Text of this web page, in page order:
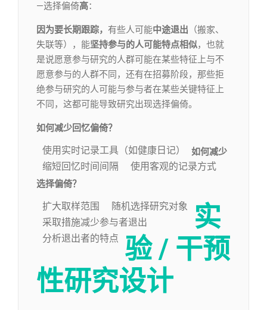
—选择偏倚高：
因为要长期跟踪， 有些人可能中途退出 （搬家、
失联等），能坚持参与的人可能特点相似，也就
是说愿意参与研究的人群可能在某些特征上与不
愿意参与的人群不同，还有在招募阶段，那些拒
绝参与研究的人可能与参与者在某些关键特征上
不同，这都可能导致研究出现选择偏倚。
如何减少回忆偏倚？
使用实时记录工具（如健康日记）
缩短回忆时间间隔
使用客观的记录方式
如何减少
选择偏倚？
扩大取样范围
随机选择研究对象
采取措施减少参与者退出
分析退出者的特点
实
验 / 干预
性研究设计